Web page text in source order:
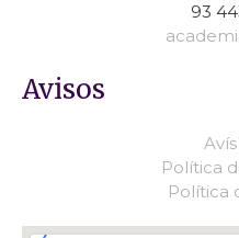
93
Avisos
Política
Política